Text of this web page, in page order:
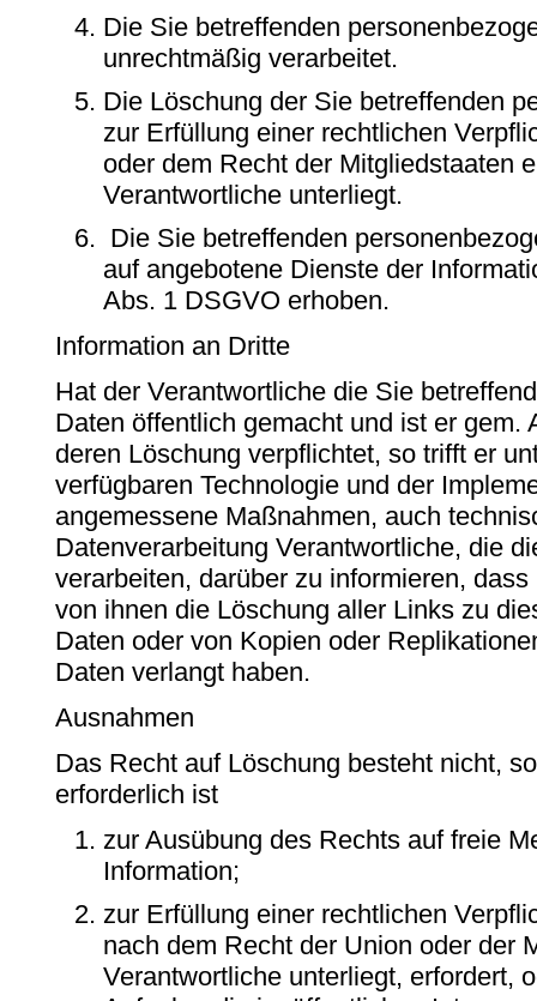
Die Sie betreffenden
unrechtmäßig verarbeitet.
Die Löschung der Sie betreffenden
zur Erfüllung einer rechtlichen
oder dem Recht der Mitgliedstaaten
Verantwortliche unterliegt.
Die Sie betreffenden
auf angebotene Dienste der
Abs. 1 DSGVO erhoben.
Information an Dritte
Hat der Verantwortliche die Sie
Daten öffentlich gemacht und ist er gem.
deren Löschung verpflichtet, so trifft er
verfügbaren Technologie und der
angemessene Maßnahmen, auch
Datenverarbeitung Verantwortliche, die
verarbeiten, darüber zu informieren,
von ihnen die Löschung aller Links zu
Daten oder von Kopien oder
Daten verlangt haben.
Ausnahmen
Das Recht auf Löschung besteht nicht,
erforderlich ist
zur Ausübung des Rechts auf freie
Information;
zur Erfüllung einer rechtlichen
nach dem Recht der Union oder der
Verantwortliche unterliegt, erfordert,